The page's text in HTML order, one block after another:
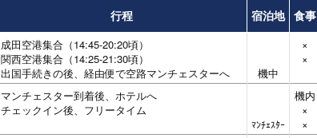
行程 宿泊地 食事
成田空港集合（14:45-20:20頃）
関西空港集合（14:25-21:30頃）
出国手続きの後、経由便で空路マンチェスターへ
機中
×
×
マンチェスター到着後、ホテルへ
チェックイン後、フリータイム
ﾏﾝﾁｪｽﾀｰ
機内
×
×